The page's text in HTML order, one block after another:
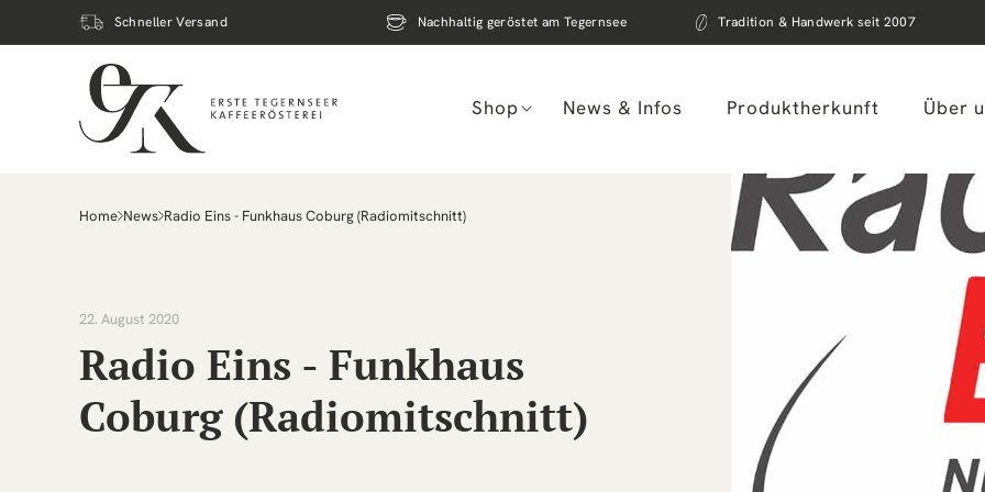
Inhalt
Schneller Versand Nachhaltig geröstet am Tegernsee Tradition & Handwerk seit 2007
Shop News & Infos Produktherkunft Über
Home News Radio Eins - Funkhaus Coburg (Radiomitschnitt)
22. August 2020
Radio Eins - Funkhaus
Coburg (Radiomitschnitt)